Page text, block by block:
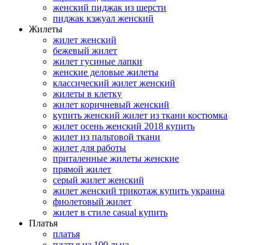
женский пиджак из шерсти
пиджак кэжуал женский
Жилеты
жилет женский
бежевый жилет
жилет гусиные лапки
женские деловые жилеты
классический жилет женский
жилеты в клетку
жилет коричневый женский
купить женский жилет из ткани костюмка
жилет осень женский 2018 купить
жилет из пальтовой ткани
жилет для работы
приталенные жилеты женские
прямой жилет
серый жилет женский
жилет женский трикотаж купить украина
фиолетовый жилет
жилет в стиле casual купить
Платья
платья